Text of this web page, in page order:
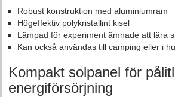
Robust konstruktion med aluminiumram
Högeffektiv polykristallint kisel
Lämpad för experiment ämnade att lära
Kan också användas till camping eller i
Kompakt solpanel för
energiförsörjning